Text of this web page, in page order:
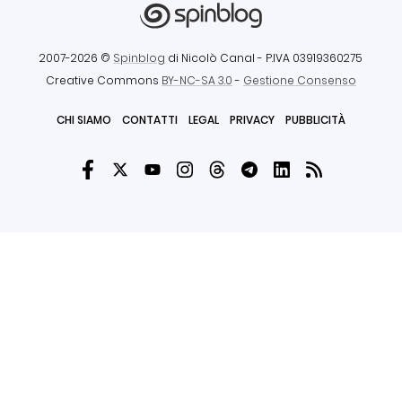
2007-2026 © Spinblog di Nicolò Canal - P.IVA 03919360275
Creative Commons BY-NC-SA 3.0- Gestione Consenso
CHI SIAMO CONTATTI LEGAL PRIVACY PUBBLICITÀ